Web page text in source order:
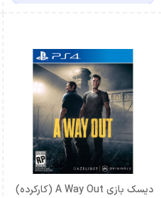
دیسک بازی A Way Out (کارکرده)